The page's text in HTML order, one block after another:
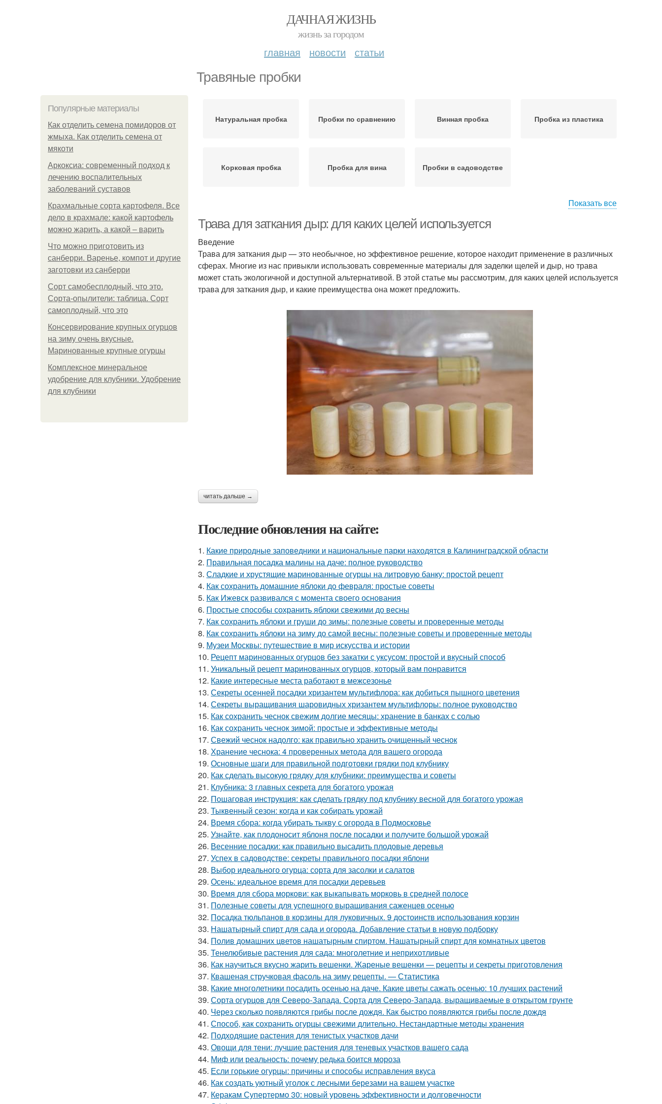
ДАЧНАЯ ЖИЗНЬ
жизнь за городом
главная новости статьи
Травяные пробки
Популярные материалы
Как отделить семена помидоров от
жмыха. Как отделить семена от
мякоти
Аркоксиа: современный подход к
лечению воспалительных
заболеваний суставов
Крахмальные сорта картофеля. Все
дело в крахмале: какой картофель
можно жарить, а какой – варить
Что можно приготовить из
санберри. Варенье, компот и другие
заготовки из санберри
Сорт самобесплодный, что это.
Сорта-опылители: таблица. Сорт
самоплодный, что это
Консервирование крупных огурцов
на зиму очень вкусные.
Маринованные крупные огурцы
Комплексное минеральное
удобрение для клубники. Удобрение
для клубники
Натуральная пробка Пробки по сравнению Винная пробка Пробка из пластика
Корковая пробка Пробка для вина Пробки в садоводстве
Показать все
Трава для заткания дыр: для каких целей используется
Введение
Трава для заткания дыр — это необычное, но эффективное решение, которое находит применение в различных
сферах. Многие из нас привыкли использовать современные материалы для заделки щелей и дыр, но трава
может стать экологичной и доступной альтернативой. В этой статье мы рассмотрим, для каких целей используется
трава для заткания дыр, и какие преимущества она может предложить.
читать дальше →
Последние обновления на сайте:
1. Какие природные заповедники и национальные парки находятся в Калининградской области
2. Правильная посадка малины на даче: полное руководство
3. Сладкие и хрустящие маринованные огурцы на литровую банку: простой рецепт
4. Как сохранить домашние яблоки до февраля: простые советы
5. Как Ижевск развивался с момента своего основания
6. Простые способы сохранить яблоки свежими до весны
7. Как сохранить яблоки и груши до зимы: полезные советы и проверенные методы
8. Как сохранить яблоки на зиму до самой весны: полезные советы и проверенные методы
9. Музеи Москвы: путешествие в мир искусства и истории
10. Рецепт маринованных огурцов без закатки с уксусом: простой и вкусный способ
11. Уникальный рецепт маринованных огурцов, который вам понравится
12. Какие интересные места работают в межсезонье
13. Секреты осенней посадки хризантем мультифлора: как добиться пышного цветения
14. Секреты выращивания шаровидных хризантем мультифлоры: полное руководство
15. Как сохранить чеснок свежим долгие месяцы: хранение в банках с солью
16. Как сохранить чеснок зимой: простые и эффективные методы
17. Свежий чеснок надолго: как правильно хранить очищенный чеснок
18. Хранение чеснока: 4 проверенных метода для вашего огорода
19. Основные шаги для правильной подготовки грядки под клубнику
20. Как сделать высокую грядку для клубники: преимущества и советы
21. Клубника: 3 главных секрета для богатого урожая
22. Пошаговая инструкция: как сделать грядку под клубнику весной для богатого урожая
23. Тыквенный сезон: когда и как собирать урожай
24. Время сбора: когда убирать тыкву с огорода в Подмосковье
25. Узнайте, как плодоносит яблоня после посадки и получите большой урожай
26. Весенние посадки: как правильно высадить плодовые деревья
27. Успех в садоводстве: секреты правильного посадки яблони
28. Выбор идеального огурца: сорта для засолки и салатов
29. Осень: идеальное время для посадки деревьев
30. Время для сбора моркови: как выкапывать морковь в средней полосе
31. Полезные советы для успешного выращивания саженцев осенью
32. Посадка тюльпанов в корзины для луковичных. 9 достоинств использования корзин
33. Нашатырный спирт для сада и огорода. Добавление статьи в новую подборку
34. Полив домашних цветов нашатырным спиртом. Нашатырный спирт для комнатных цветов
35. Тенелюбивые растения для сада: многолетние и неприхотливые
36. Как научиться вкусно жарить вешенки. Жареные вешенки — рецепты и секреты приготовления
37. Квашеная стручковая фасоль на зиму рецепты. — Статистика
38. Какие многолетники посадить осенью на даче. Какие цветы сажать осенью: 10 лучших растений
39. Сорта огурцов для Северо-Запада. Сорта для Северо-Запада, выращиваемые в открытом грунте
40. Через сколько появляются грибы после дождя. Как быстро появляются грибы после дождя
41. Способ, как сохранить огурцы свежими длительно. Нестандартные методы хранения
42. Подходящие растения для тенистых участков дачи
43. Овощи для тени: лучшие растения для теневых участков вашего сада
44. Миф или реальность: почему редька боится мороза
45. Если горькие огурцы: причины и способы исправления вкуса
46. Как создать уютный уголок с лесными березами на вашем участке
47. Керакам Супертермо 30: новый уровень эффективности и долговечности